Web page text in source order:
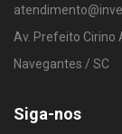
Av. Prefeito Cirino
Navegantes / SC
Siga-nos